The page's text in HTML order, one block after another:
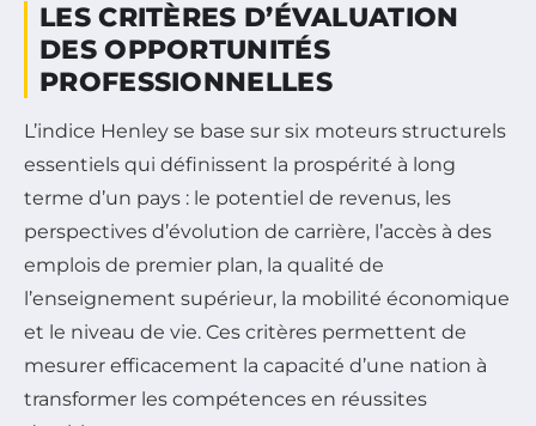
LES CRITÈRES D’ÉVALUATION
DES OPPORTUNITÉS
PROFESSIONNELLES
L’indice Henley se base sur six moteurs structurels
essentiels qui définissent la prospérité à long
terme d’un pays : le potentiel de revenus, les
perspectives d’évolution de carrière, l’accès à des
emplois de premier plan, la qualité de
l’enseignement supérieur, la mobilité économique
et le niveau de vie. Ces critères permettent de
mesurer efficacement la capacité d’une nation à
transformer les compétences en réussites